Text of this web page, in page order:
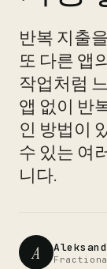
반복 지출
또 다른 앱
작업처럼
앱 없이 반
인 방법이
수 있는 여
니다.
A